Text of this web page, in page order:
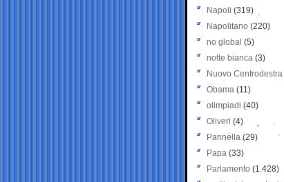
Napoli (319)
Napolitano (220)
no global (5)
notte bianca (3)
Nuovo Centrodestra
Obama (11)
olimpiadi (40)
Oliveri (4)
Pannella (29)
Papa (33)
Parlamento (1.428)